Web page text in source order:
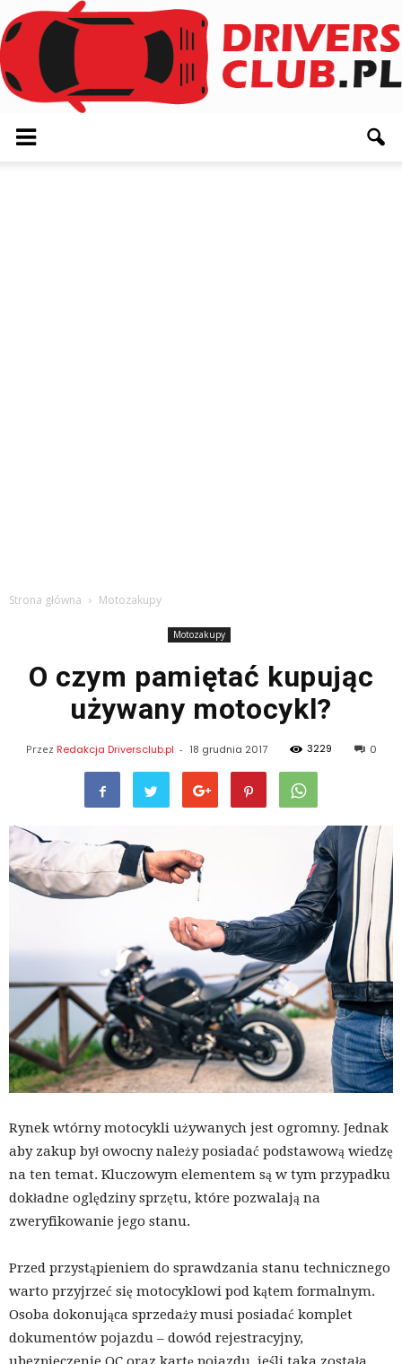
Strona główna Motozakupy
Motozakupy
O czym pamiętać kupując
używany motocykl?
Przez Redakcja Driversclub.pl - 18 grudnia 2017 3229 0
Rynek wtórny motocykli używanych jest ogromny. Jednak
aby zakup był owocny należy posiadać podstawową wiedzę
na ten temat. Kluczowym elementem są w tym przypadku
dokładne oględziny sprzętu, które pozwalają na
zweryfikowanie jego stanu.
Przed przystąpieniem do sprawdzania stanu technicznego
warto przyjrzeć się motocyklowi pod kątem formalnym.
Osoba dokonująca sprzedaży musi posiadać komplet
dokumentów pojazdu – dowód rejestracyjny,